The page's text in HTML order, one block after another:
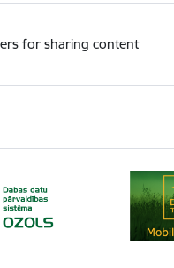
for sharing content